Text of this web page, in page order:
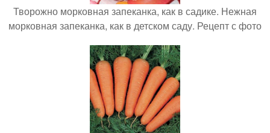
Творожно морковная запеканка, как в садике. Нежная
морковная запеканка, как в детском саду. Рецепт с фото